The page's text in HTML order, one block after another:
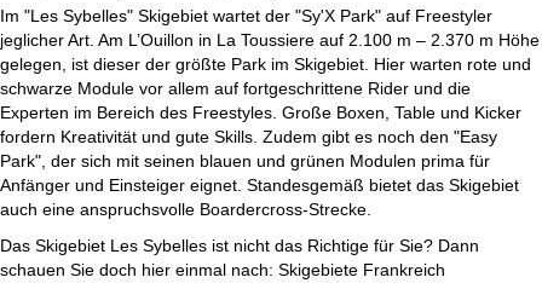
Im "Les Sybelles" Skigebiet wartet der "Sy'X Park" auf Freestyler
jeglicher Art. Am L’Ouillon in La Toussiere auf 2.100 m – 2.370 m Höhe
gelegen, ist dieser der größte Park im Skigebiet. Hier warten rote und
schwarze Module vor allem auf fortgeschrittene Rider und die
Experten im Bereich des Freestyles. Große Boxen, Table und Kicker
fordern Kreativität und gute Skills. Zudem gibt es noch den "Easy
Park", der sich mit seinen blauen und grünen Modulen prima für
Anfänger und Einsteiger eignet. Standesgemäß bietet das Skigebiet
auch eine anspruchsvolle Boardercross-Strecke.
Das Skigebiet Les Sybelles ist nicht das Richtige für Sie? Dann
schauen Sie doch hier einmal nach: Skigebiete Frankreich